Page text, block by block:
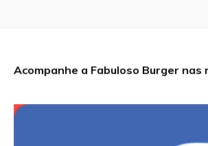
Acompanhe a Fabuloso Burger nas